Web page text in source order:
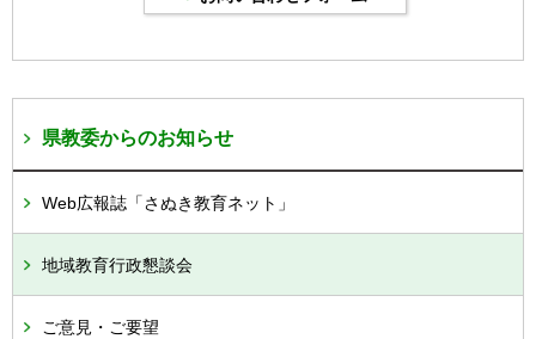
県教委からのお知らせ
Web広報誌「さぬき教育ネット」
地域教育行政懇談会
ご意見・ご要望